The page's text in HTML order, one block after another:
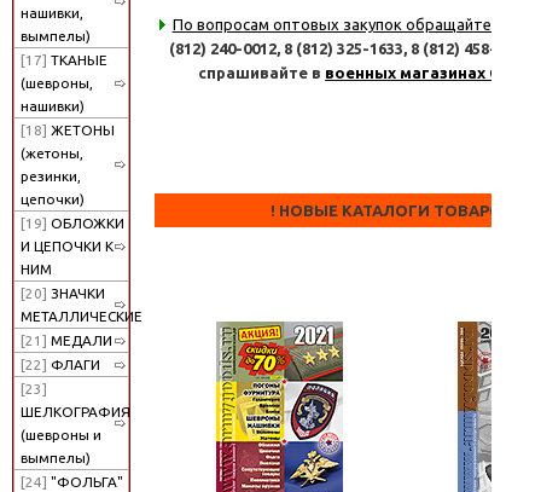
нашивки,
вымпелы)
[17] ТКАНЫЕ
(шевроны,
нашивки)
[18] ЖЕТОНЫ
(жетоны,
резинки,
цепочки)
[19] ОБЛОЖКИ
И ЦЕПОЧКИ К
НИМ
[20] ЗНАЧКИ
МЕТАЛЛИЧЕСКИЕ
[21] МЕДАЛИ
[22] ФЛАГИ
[23]
ШЕЛКОГРАФИЯ
(шевроны и
вымпелы)
[24] "ФОЛЬГА"
По вопросам оптовых закупок обращайтесь
(812) 240-0012, 8 (812) 325-1633, 8 (812) 458-8347
спрашивайте в военных магазинах СПб
! НОВЫЕ КАТАЛОГИ ТОВАРОВ !